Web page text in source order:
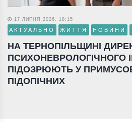
17 ЛИПНЯ 2026, 18:15
АКТУАЛЬНО ЖИТТЯ НОВИНИ
НА ТЕРНОПІЛЬЩИНІ
ПСИХОНЕВРОЛОГІЧНОГО
ПІДОЗРЮЮТЬ У
ПІДОПІЧНИХ